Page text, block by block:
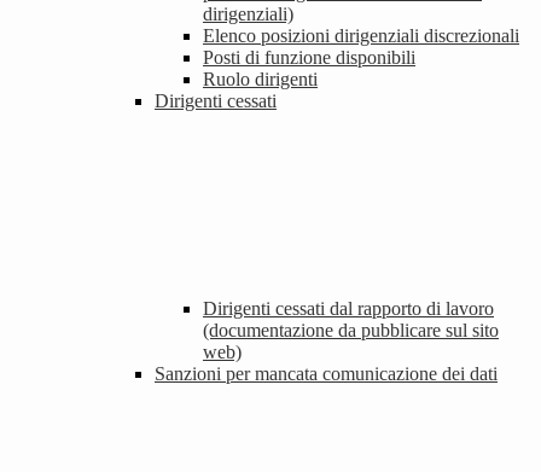
dirigenziali)
Elenco posizioni dirigenziali discrezionali
Posti di funzione disponibili
Ruolo dirigenti
Dirigenti cessati
Dirigenti cessati dal rapporto di lavoro
(documentazione da pubblicare sul sito
web)
Sanzioni per mancata comunicazione dei dati